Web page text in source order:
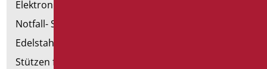
Elektronische Handtrockner
Notfall- Sanitärartikel
Edelstahl-Sanitär
Stützen für Trockenbau